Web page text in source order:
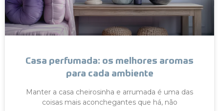
Casa perfumada: os melhores aromas
para cada ambiente
Manter a casa cheirosinha e arrumada é uma das
coisas mais aconchegantes que há, não